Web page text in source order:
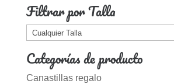
Filtrar por Talla
Categorías de producto
Canastillas regalo